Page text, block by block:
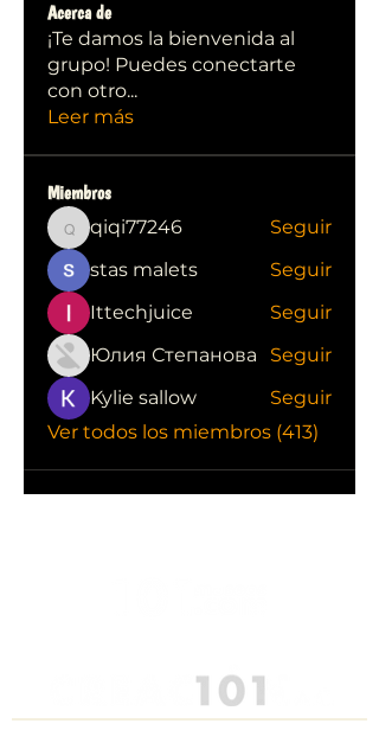
Acerca de
¡Te damos la bienvenida al
grupo! Puedes conectarte
con otro...
Leer más
Miembros
qiqi77246
qiqi77246
Seguir
stas malets
Seguir
Ittechjuice
Seguir
Юлия Степанова
Seguir
Kylie sallow
Seguir
Ver todos los miembros (413)